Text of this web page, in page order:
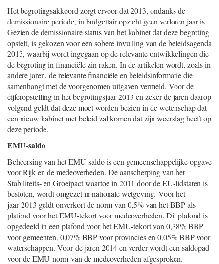
Het begrotingsakkoord zorgt ervoor dat 2013, ondanks de
demissionaire periode, in budgettair opzicht geen verloren jaar is.
Gezien de demissionaire status van het kabinet dat deze begroting
opstelt, is gekozen voor een sobere invulling van de beleidsagenda
2013, waarbij wordt ingegaan op de relevante ontwikkelingen die
de begroting in financiële zin raken. In de artikelen wordt, zoals in
andere jaren, de relevante financiële en beleidsinformatie die
samenhangt met de voorgenomen uitgaven vermeld. Voor de
cijferopstelling in het begrotingsjaar 2013 en zeker de jaren daarop
volgend geldt dat deze moet worden bezien in de wetenschap dat
een nieuw kabinet met beleid zal komen dat zijn weerslag heeft op
deze periode.
EMU-saldo
Beheersing van het EMU-saldo is een gemeenschappelijke opgave
voor Rijk en de medeoverheden. De aanscherping van het
Stabiliteits- en Groeipact waartoe in 2011 door de EU-lidstaten is
besloten, wordt omgezet in nationale wetgeving. Voor het
jaar 2013 geldt onverkort de norm van 0,5% van het BBP als
plafond voor het EMU-tekort voor medeoverheden. Dit plafond is
opgedeeld in een plafond voor het EMU-tekort van 0,38% BBP
voor gemeenten, 0,07% BBP voor provincies en 0,05% BBP voor
waterschappen. Voor de jaren 2014 en verder wordt een saldopad
voor de EMU-norm van de medeoverheden afgesproken.